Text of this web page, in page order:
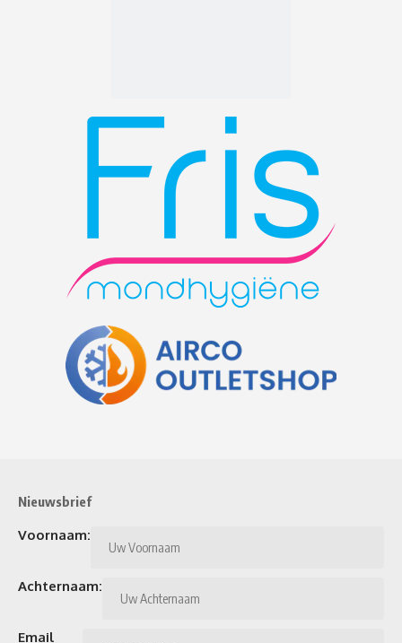
Nieuwsbrief
Voornaam:
Achternaam:
Email